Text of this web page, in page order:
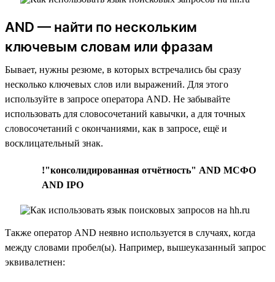
AND — найти по нескольким
ключевым словам или фразам
Бывает, нужны резюме, в которых встречались бы сразу
несколько ключевых слов или выражений. Для этого
используйте в запросе оператора AND. Не забывайте
использовать для словосочетаний кавычки, а для точных
словосочетаний с окончаниями, как в запросе, ещё и
восклицательный знак.
!"консолидированная отчётность" AND МСФО
AND IPO
Также оператор AND неявно используется в случаях, когда
между словами пробел(ы). Например, вышеуказанный запрос
эквивалетнен: